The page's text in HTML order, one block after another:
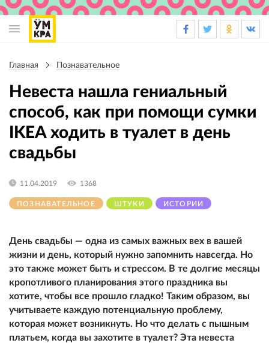
навигация
навигации
Главная Познавательное
Невеста нашла гениальный
способ, как при помощи сумки
IKEA ходить в туалет в день
свадьбы
ПОЗНАВАТЕЛЬНОЕ ШТУКИ ИСТОРИИ
11.04.2019 1368
День свадьбы — одна из самых важных вех в вашей
жизни и день, который нужно запомнить навсегда. Но
это также может быть и стрессом. В те долгие месяцы
кропотливого планирования этого праздника вы
хотите, чтобы все прошло гладко! Таким образом, вы
учитываете каждую потенциальную проблему,
которая может возникнуть. Но что делать с пышным
платьем, когда вы захотите в туалет? Эта невеста